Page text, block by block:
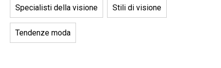
Specialisti della visione Stili di visione
Tendenze moda